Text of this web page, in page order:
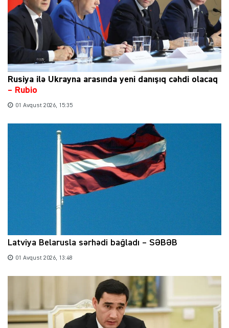
Rusiya ilə Ukrayna arasında yeni danışıq cəhdi olacaq
– Rubio
01 Avqust 2026, 15:35
Latviya Belarusla sərhədi bağladı – SƏBƏB
01 Avqust 2026, 13:48